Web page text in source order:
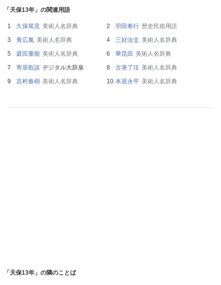
「天保13年」の関連用語
久保篤見 美術人名辞典 羽田奉行 歴史民俗用語
青広胤 美術人名辞典 三好汝圭 美術人名辞典
庭田重能 美術人名辞典 華昆田 美術人名辞典
寄居歌談 デジタル大辞泉 古筆了珪 美術人名辞典
吉村春樹 美術人名辞典 本居永平 美術人名辞典
「天保13年」の隣のことば